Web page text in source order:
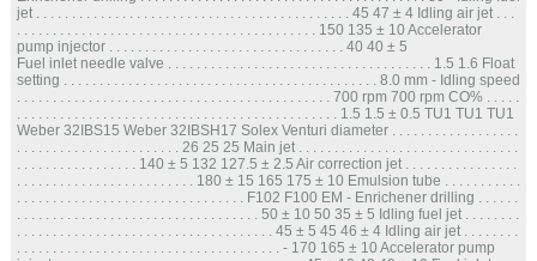
jet . . . . . . . . . . . . . . . . . . . . . . . . . . . . . . . . . . . . . . . . . . . . 45 47 ± 4 Idling air jet . . .
. . . . . . . . . . . . . . . . . . . . . . . . . . . . . . . . . . . . . . . . . . 150 135 ± 10 Accelerator
pump injector . . . . . . . . . . . . . . . . . . . . . . . . . . . . . . . . . 40 40 ± 5
Fuel inlet needle valve . . . . . . . . . . . . . . . . . . . . . . . . . . . . . . . . . . . . . 1.5 1.6 Float
setting . . . . . . . . . . . . . . . . . . . . . . . . . . . . . . . . . . . . . . . . . . . . 8.0 mm - Idling speed
. . . . . . . . . . . . . . . . . . . . . . . . . . . . . . . . . . . . . . . . . . . . 700 rpm 700 rpm CO% . . . . .
. . . . . . . . . . . . . . . . . . . . . . . . . . . . . . . . . . . . . . . . . . . . . 1.5 1.5 ± 0.5 TU1 TU1 TU1
Weber 32IBS15 Weber 32IBSH17 Solex Venturi diameter . . . . . . . . . . . . . . . . . .
. . . . . . . . . . . . . . . . . . . . . . . 26 25 25 Main jet . . . . . . . . . . . . . . . . . . . . . . . . . . . . . . .
. . . . . . . . . . . . . . . . . 140 ± 5 132 127.5 ± 2.5 Air correction jet . . . . . . . . . . . . . . . .
. . . . . . . . . . . . . . . . . . . . . . . . . 180 ± 15 165 175 ± 10 Emulsion tube . . . . . . . . . . .
. . . . . . . . . . . . . . . . . . . . . . . . . . . . . . . . F102 F100 EM - Enrichener drilling . . . . . .
. . . . . . . . . . . . . . . . . . . . . . . . . . . . . . . . . . 50 ± 10 50 35 ± 5 Idling fuel jet . . . . . . . .
. . . . . . . . . . . . . . . . . . . . . . . . . . . . . . . . . . . . 45 ± 5 45 46 ± 4 Idling air jet . . . . . . . .
. . . . . . . . . . . . . . . . . . . . . . . . . . . . . . . . . . . . . - 170 165 ± 10 Accelerator pump